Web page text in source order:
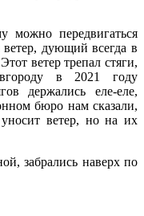
можно передвигаться
дующий всегда в
ветер трепал стяги,
в 2021 году
держались еле-еле,
бюро нам сказали,
ветер, но на их
забрались наверх по